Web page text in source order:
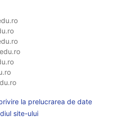
la prelucrarea de date
site-ului